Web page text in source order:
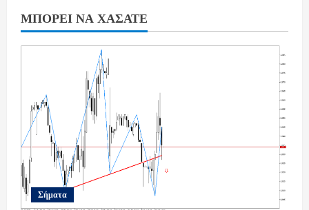
ΜΠΟΡΕΊ ΝΑ ΧΆΣΑΤΕ
Σήματα